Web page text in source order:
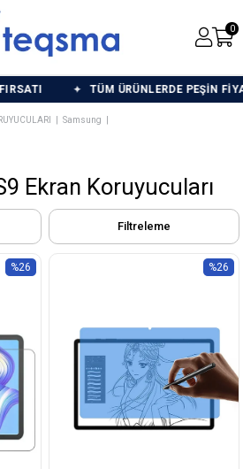
0
TÜM ÜRÜNLERDE PEŞİN
Samsung
Ekran Koruyucuları
Filtreleme
%26 %26